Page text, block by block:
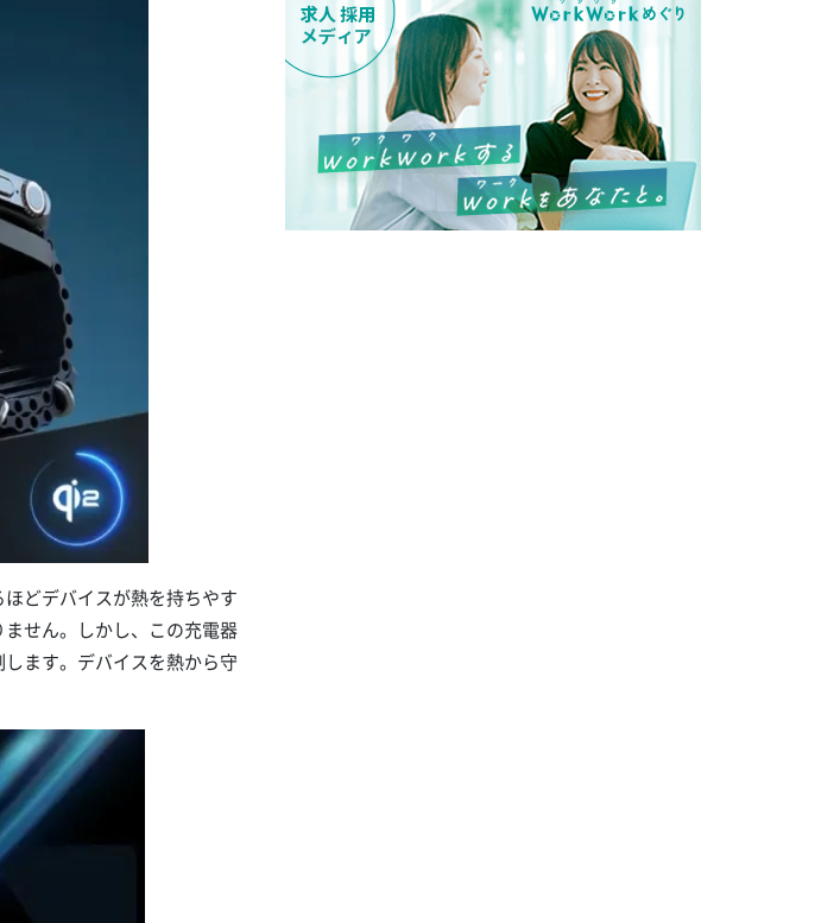
どデバイスが熱を持ちやす
せん。しかし、この充電器
ます。デバイスを熱から守